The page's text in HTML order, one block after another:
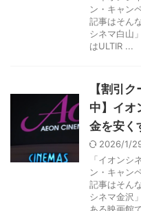
ン・キャン
記事はそん
シネマ白山
はULTIR ...
【割引
中】イオ
金を安く
2026/1/
「イオンシ
ン・キャン
記事はそん
シネマ金沢
ある映画館